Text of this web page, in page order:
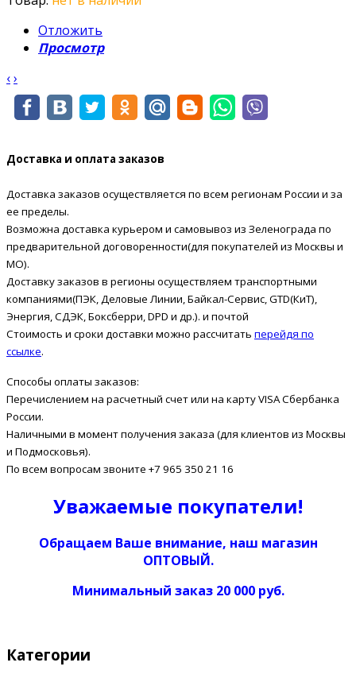
Отложить
Просмотр
‹›
Доставка и оплата заказов
Доставка заказов осуществляется по всем регионам России и за
ее пределы.
Возможна доставка курьером и самовывоз из Зеленограда по
предварительной договоренности(для покупателей из Москвы и
МО).
Доставку заказов в регионы осуществляем транспортными
компаниями(ПЭК, Деловые Линии, Байкал-Сервис, GTD(КиТ),
Энергия, СДЭК, Боксберри, DPD и др.). и почтой
Стоимость и сроки доставки можно рассчитать перейдя по
ссылке.
Способы оплаты заказов:
Перечислением на расчетный счет или на карту VISA Сбербанка
России.
Наличными в момент получения заказа (для клиентов из Москвы
и Подмосковья).
По всем вопросам звоните +7 965 350 21 16
Уважаемые покупатели!
Обращаем Ваше внимание, наш магазин
ОПТОВЫЙ.
Минимальный заказ 20 000 руб.
Категории